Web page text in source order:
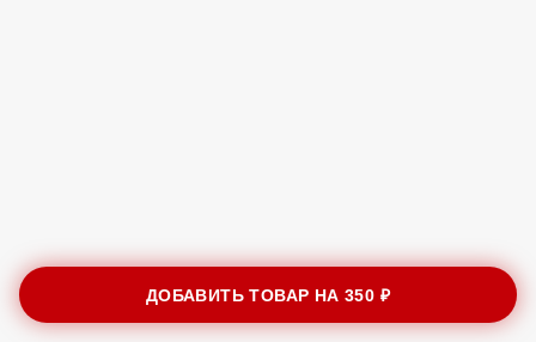
ДОБАВИТЬ ТОВАР НА350 ₽